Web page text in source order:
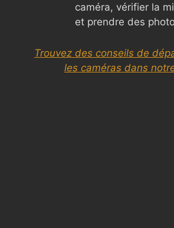
caméra, vérifier la
et prendre des
Trouvez des conseils de
les caméras dans